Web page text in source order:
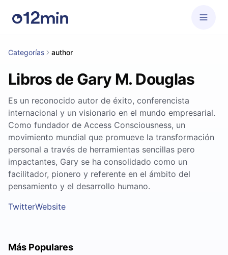
Categorías author
Libros de Gary M. Douglas
Es un reconocido autor de éxito, conferencista
internacional y un visionario en el mundo empresarial.
Como fundador de Access Consciousness, un
movimiento mundial que promueve la transformación
personal a través de herramientas sencillas pero
impactantes, Gary se ha consolidado como un
facilitador, pionero y referente en el ámbito del
pensamiento y el desarrollo humano.
TwitterWebsite
Más Populares